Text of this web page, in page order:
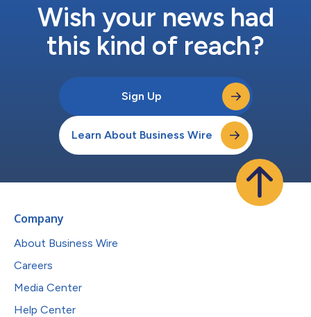
数々の困難を乗り越えて新しい第42号トンネルが完成し、全線
再開が実現しました。15年間...
Wish your news had
this kind of reach?
Sign Up
Learn About Business Wire
Company
About Business Wire
Careers
Media Center
Help Center